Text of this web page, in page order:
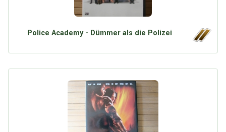
Mit Email Twitter
Google
Über Tauschbu↔de
Erweitere Suche
Police Academy - Dümmer als die Polizei